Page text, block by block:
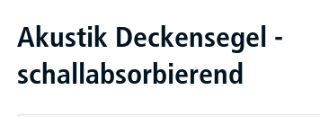
Akustik Deckensegel -
schallabsorbierend